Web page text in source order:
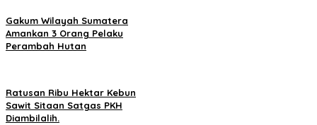
Gakum Wilayah Sumatera
Amankan 3 Orang Pelaku
Perambah Hutan
Ratusan Ribu Hektar Kebun
Sawit Sitaan Satgas PKH
Diambilalih.